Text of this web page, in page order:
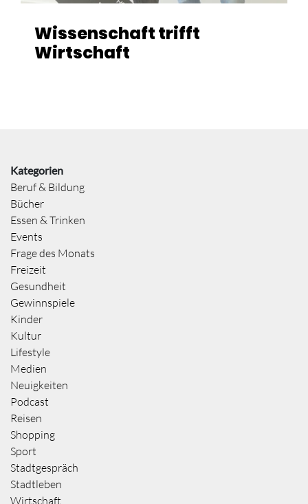
Wissenschaft trifft
Wirtschaft
Kategorien
Beruf & Bildung
Bücher
Essen & Trinken
Events
Frage des Monats
Freizeit
Gesundheit
Gewinnspiele
Kinder
Kultur
Lifestyle
Medien
Neuigkeiten
Podcast
Reisen
Shopping
Sport
Stadtgespräch
Stadtleben
Wirtschaft